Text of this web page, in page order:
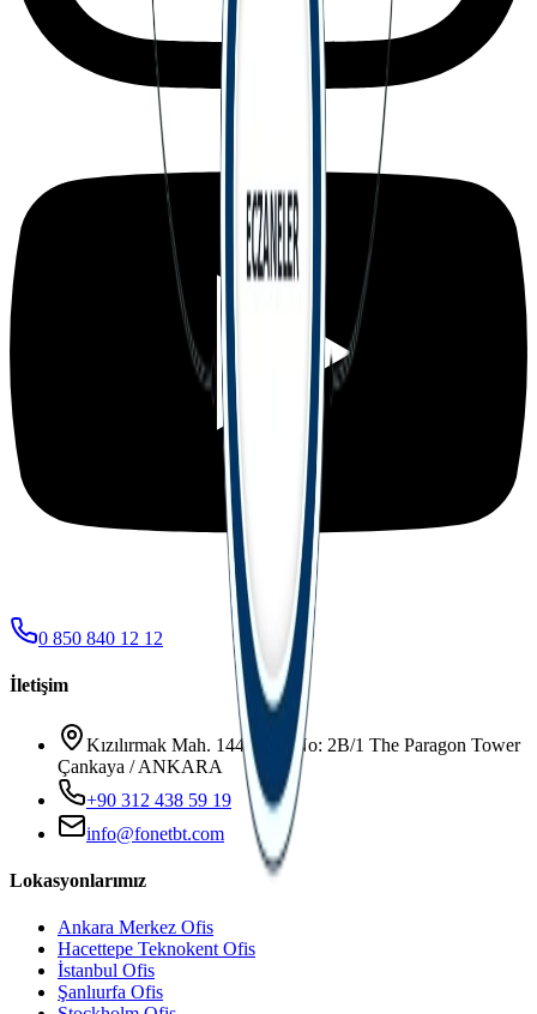
0 850 840 12 12
İletişim
Kızılırmak Mah. 1445. Sk. No: 2B/1 The Paragon Tower
Çankaya / ANKARA
+90 312 438 59 19
info@fonetbt.com
Lokasyonlarımız
Ankara Merkez Ofis
Hacettepe Teknokent Ofis
İstanbul Ofis
Şanlıurfa Ofis